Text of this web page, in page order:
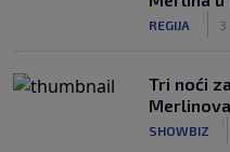
REGIJA
Tri noći
SHOWBIZ